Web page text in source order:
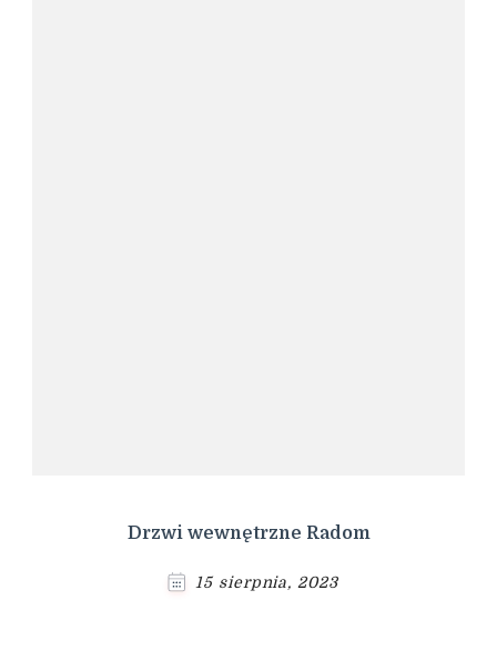
Drzwi wewnętrzne Radom
15 sierpnia, 2023